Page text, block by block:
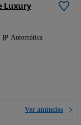
Luxury
Automática
Ver anúncios